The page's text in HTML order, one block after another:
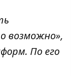
возможно»,
По его